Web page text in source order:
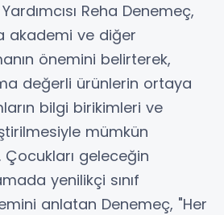
Reha Denemeç,
akademi ve diğer
önemini belirterek,
değerli ürünlerin ortaya
bilgi birikimleri ve
mümkün
geleceğin
yenilikçi sınıf
anlatan Denemeç, "Her